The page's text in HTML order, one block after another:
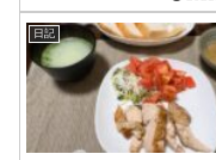
が、日差しが暖かいので過
やすかった。明日はさらに
くなるらしい。外出がきつ
ど桜を見に行け...
日記